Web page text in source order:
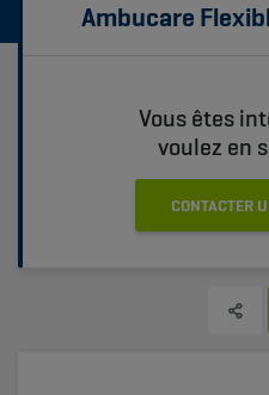
Ambucare
Vous êtes
voulez en
CONTACTER